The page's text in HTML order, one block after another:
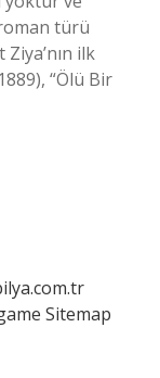
türü
ilk
“Ölü Bir
Sitemap